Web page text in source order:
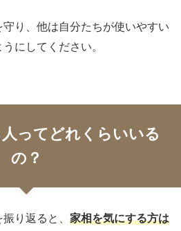
り、他は自分たちが使いやすい
にしてください。
ってどれくらいいる
の？
り返ると、 家相を気にする方は